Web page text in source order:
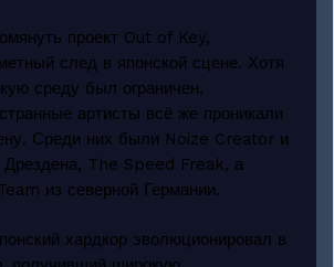
проект Out of Key,
след в японской сцене. Хотя
среду был ограничен,
артисты всё же проникали
Среди них были Noize Creator и
The Speed Freak, а
из северной Германии.
хардкор эволюционировал в